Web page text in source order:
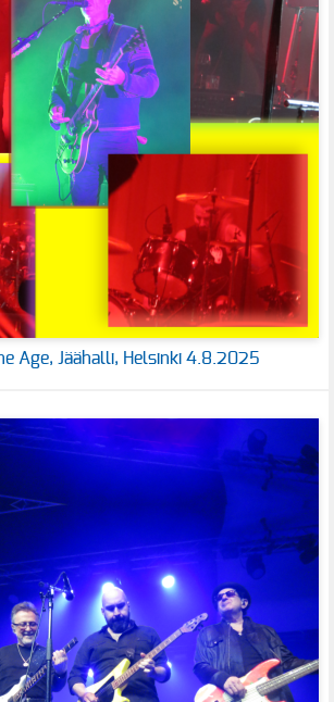
Age, Jäähalli, Helsinki 4.8.2025